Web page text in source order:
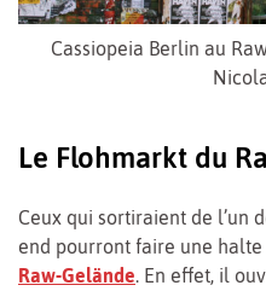
Cassiopeia Berlin au
Le Flohmarkt du
Ceux qui sortiraient de l’un
end pourront faire une halte
Raw-Gelände. En effet, il